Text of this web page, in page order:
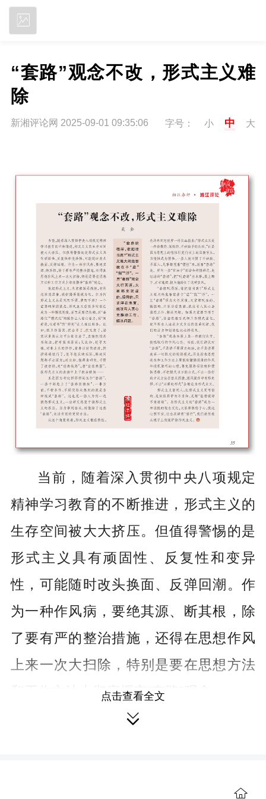
“套路”观念不改，形式主义难
除
新湘评论网 2025-09-01 09:35:06 字号： 小 中 大
当前，随着深入贯彻中央八项规定
精神学习教育的不断推进，形式主义的
生存空间被大大挤压。但值得警惕的是
形式主义具有顽固性、反复性和变异
性，可能随时改头换面、反弹回潮。作
为一种作风病，要绝其源、断其根，除
了要有严的整治措施，还得在思想作风
上来一次大扫除，特别是要在思想方法
和工作方法上彻底摒弃“套路”观念。
说起形式主义，大家都深恶痛绝，
点击查看全文
